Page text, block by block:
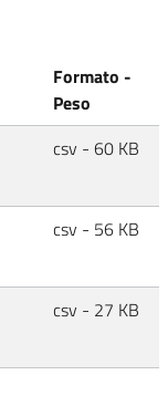
Formato -
Peso
csv - 60 KB
csv - 56 KB
csv - 27 KB